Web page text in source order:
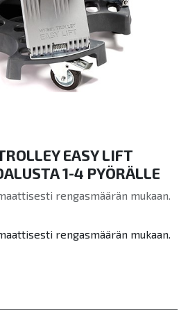
EASY LIFT
1-4 PYÖRÄLLE
rengasmäärän mukaan.
rengasmäärän mukaan.